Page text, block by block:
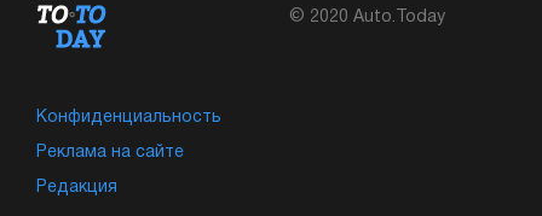
© 2020 Auto.Today
Конфиденциальность
Реклама на сайте
Редакция